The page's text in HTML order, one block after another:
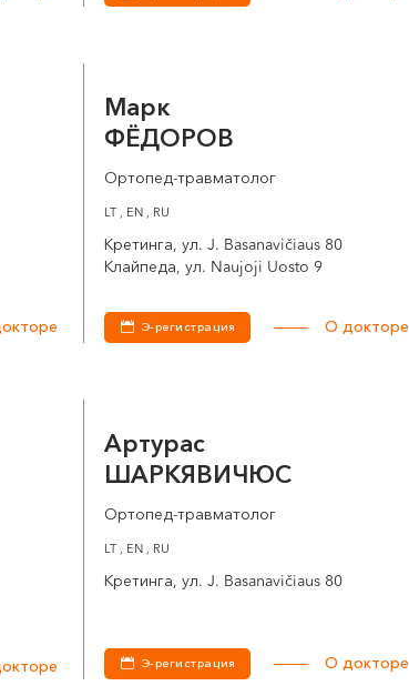
Марк
ФЁДОРОВ
Ортопед-травматолог
LT , EN , RU
Кретинга, ул. J. Basanavičiaus 80
Клайпеда, ул. Naujoji Uosto 9
Э-регистрация О докторе
Артурас
ШАРКЯВИЧЮС
Ортопед-травматолог
LT , EN , RU
Кретинга, ул. J. Basanavičiaus 80
Э-регистрация О докторе